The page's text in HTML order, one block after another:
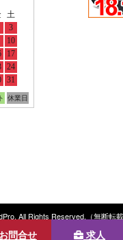
All Rights Reserved.（無断転載
お問合せ 求人